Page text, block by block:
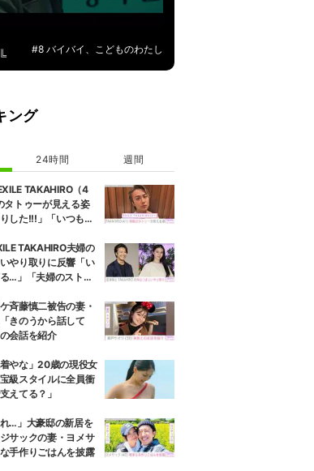
#8 バイバイ、こどものわたし
ング
24時間 週間
TAKAHIRO（4
タトゥーが見える姿
した!!!」「いつもと
TAKAHIRO夫婦の
やり取りに反響「い
…」「夫婦のストー
斉藤慎二被告の妻・
きのうから話して
会話を紹介
着やな」20歳の現役女
級スタイルに全員衝
えてる？」
れ…」大豪邸の新居を
サックの妻・ヨメサ
手作りごはんを披露